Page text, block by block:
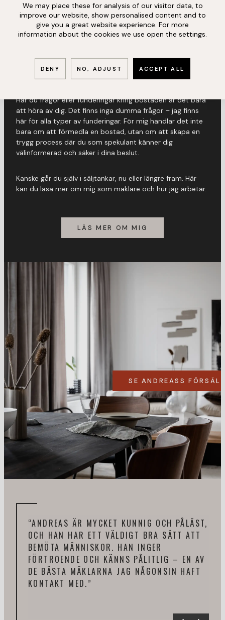
REG. FASTIGHETSMÄKLARE,
ANDREAS SCHULTZ
Har du frågor eller funderingar kring bostaden är det bara
att höra av dig. Det finns inga dumma frågor – jag finns
här för alla typer av funderingar. För mig handlar det inte
bara om att förmedla en bostad, utan om att skapa en
trygg process där du som spekulant känner dig
välinformerad och säker i dina beslut.
Kanske går du själv i säljtankar, nu eller längre fram. Här
kan du läsa mer om mig som mäklare och hur jag arbetar.
LÄS MER OM MIG
SE ANDREASS
“ANDREAS ÄR MYCKET KUNNIG OCH PÅLÄST,
OCH HAN HAR ETT VÄLDIGT BRA SÄTT ATT
BEMÖTA MÄNNISKOR. HAN INGER
FÖRTROENDE OCH KÄNNS PÅLITLIG – EN AV
DE BÄSTA MÄKLARNA JAG NÅGONSIN HAFT
KONTAKT MED.”
We may place these for analysis of our visitor data, to
improve our website, show personalised content and to
give you a great website experience. For more
information about the cookies we use open the settings.
DENY NO, ADJUST ACCEPT ALL